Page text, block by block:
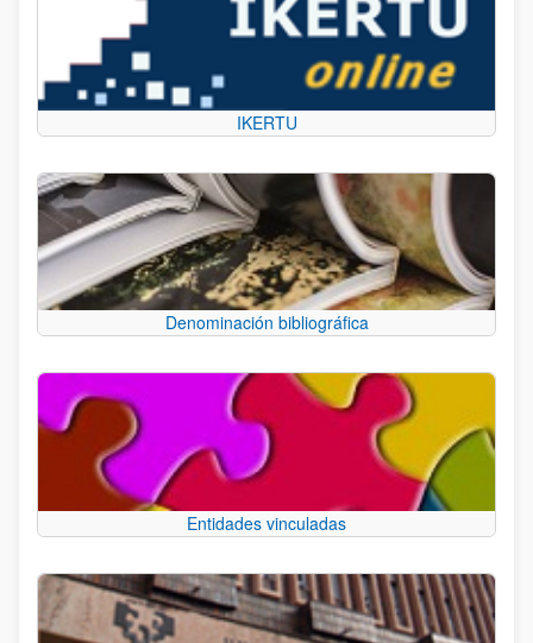
IKERTU
Denominación bibliográfica
Entidades vinculadas